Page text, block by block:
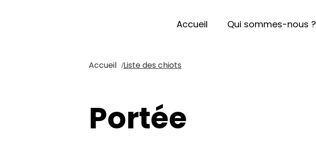
Accueil Qui sommes-nous ?
Accueil /Liste des chiots
Portée